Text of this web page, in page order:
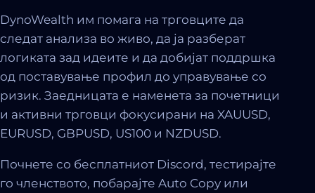
DynoWealth им помага на трговците да
следат анализа во живо, да ја разберат
логиката зад идеите и да добијат поддршка
од поставување профил до управување со
ризик. Заедницата е наменета за почетници
и активни трговци фокусирани на XAUUSD,
EURUSD, GBPUSD, US100 и NZDUSD.
Почнете со бесплатниот Discord, тестирајте
го членството, побарајте Auto Copy или